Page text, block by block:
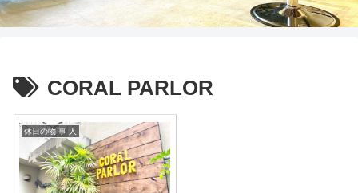
CORAL PARLOR
休日の物 事 人